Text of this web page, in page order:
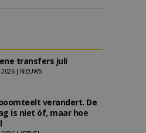
transfers juli
2026 | NIEUWS
verandert. De
is niet óf, maar hoe